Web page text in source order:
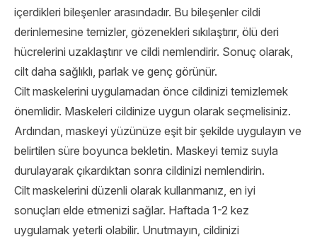
içerdikleri bileşenler arasındadır. Bu bileşenler cildi
derinlemesine temizler, gözenekleri sıkılaştırır, ölü deri
hücrelerini uzaklaştırır ve cildi nemlendirir. Sonuç olarak,
cilt daha sağlıklı, parlak ve genç görünür.
Cilt maskelerini uygulamadan önce cildinizi temizlemek
önemlidir. Maskeleri cildinize uygun olarak seçmelisiniz.
Ardından, maskeyi yüzünüze eşit bir şekilde uygulayın ve
belirtilen süre boyunca bekletin. Maskeyi temiz suyla
durulayarak çıkardıktan sonra cildinizi nemlendirin.
Cilt maskelerini düzenli olarak kullanmanız, en iyi
sonuçları elde etmenizi sağlar. Haftada 1-2 kez
uygulamak yeterli olabilir. Unutmayın, cildinizi